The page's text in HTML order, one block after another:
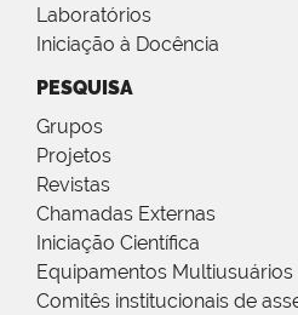
Laboratórios
Iniciação à Docência
PESQUISA
Grupos
Projetos
Revistas
Chamadas Externas
Iniciação Científica
Equipamentos Multiusuários
Comitês institucionais de